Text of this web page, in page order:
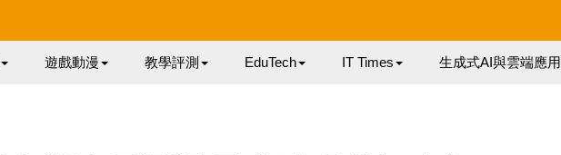
遊戲動漫 教學評測 EduTech IT Times 生成式AI與雲端應用